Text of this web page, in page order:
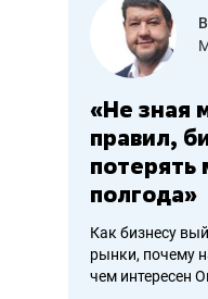
«Не зная
правил,
потерять
полгода»
Как бизнесу
рынки, почему
чем интересен